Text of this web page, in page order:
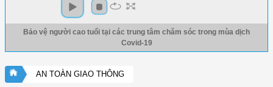
Bảo vệ người cao tuổi tại các trung tâm chăm sóc trong mùa dịch
Covid-19
AN TOÀN GIAO THÔNG